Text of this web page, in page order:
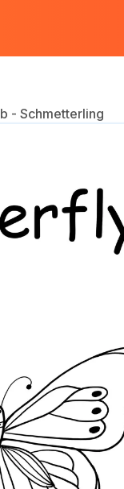
b - Schmetterling